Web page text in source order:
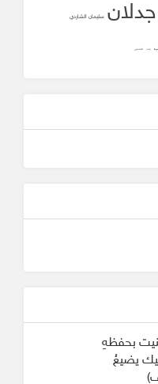
سليمان الشاردي
زانت الشافعي
بحفظهِ
يضيعُ